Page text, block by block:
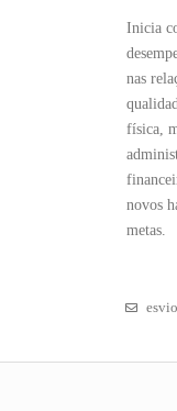
Inicia
nas
física,
novos
metas.